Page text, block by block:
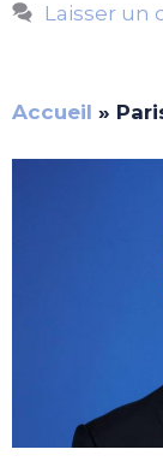
Laisser un
Accueil »